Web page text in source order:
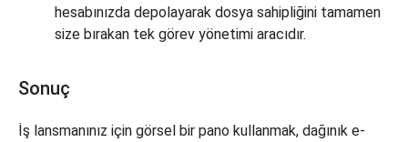
hesabınızda depolayarak dosya sahipliğini tamamen
size bırakan tek görev yönetimi aracıdır.
Sonuç
İş lansmanınız için görsel bir pano kullanmak, dağınık e-